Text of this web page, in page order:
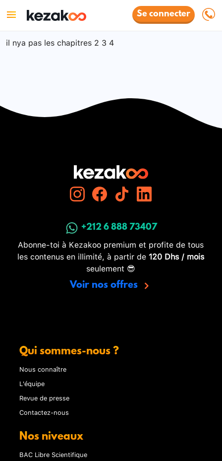
Se connecter
il nya pas les chapitres 2 3 4
+212 6 888 73407
Abonne-toi à Kezakoo premium et profite de tous
les contenus en illimité, à partir de 120 Dhs / mois
seulement 😎
Voir nos offres
Qui sommes-nous ?
Nous connaître
L'équipe
Revue de presse
Contactez-nous
Nos niveaux
BAC Libre Scientifique